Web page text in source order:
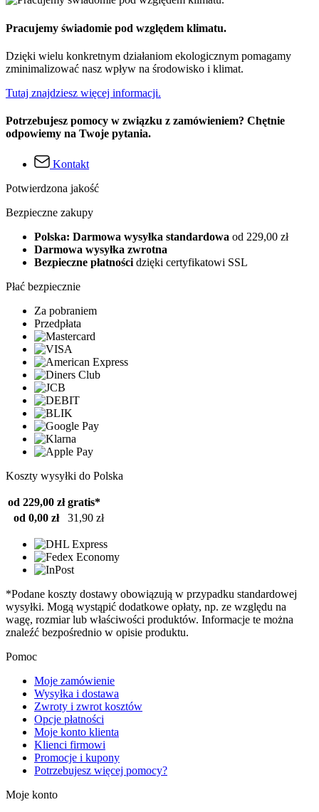
Pracujemy świadomie pod względem klimatu.
Dzięki wielu konkretnym działaniom ekologicznym pomagamy
zminimalizować nasz wpływ na środowisko i klimat.
Tutaj znajdziesz więcej informacji.
Potrzebujesz pomocy w związku z zamówieniem? Chętnie
odpowiemy na Twoje pytania.
Kontakt
Potwierdzona jakość
Bezpieczne zakupy
Polska: Darmowa wysyłka standardowa od 229,00 zł
Darmowa wysyłka zwrotna
Bezpieczne płatnościdzięki certyfikatowi SSL
Płać bezpiecznie
Za pobraniem
Przedpłata
Koszty wysyłki do Polska
od 229,00 zł gratis*
od 0,00 zł
31,90 zł
*Podane koszty dostawy obowiązują w przypadku standardowej
wysyłki. Mogą wystąpić dodatkowe opłaty, np. ze względu na
wagę, rozmiar lub właściwości produktów. Informacje te można
znaleźć bezpośrednio w opisie produktu.
Pomoc
Moje zamówienie
Wysyłka i dostawa
Zwroty i zwrot kosztów
Opcje płatności
Moje konto klienta
Klienci firmowi
Promocje i kupony
Potrzebujesz więcej pomocy?
Moje konto